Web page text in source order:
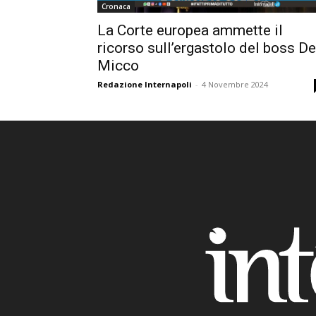
Cronaca
La Corte europea ammette il
ricorso sull’ergastolo del boss De
Micco
Redazione Internapoli - 4 Novembre 2024